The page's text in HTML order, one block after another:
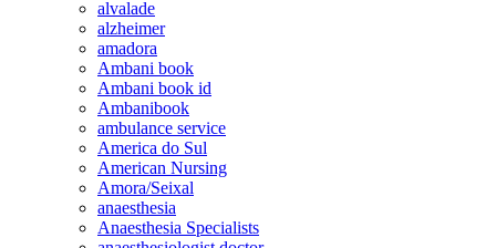
alvalade
alzheimer
amadora
Ambani book
Ambani book id
Ambanibook
ambulance service
America do Sul
American Nursing
Amora/Seixal
anaesthesia
Anaesthesia Specialists